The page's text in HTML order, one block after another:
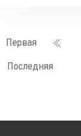
Первая
Последняя